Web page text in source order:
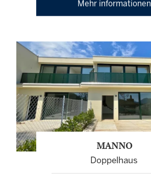
Mehr informationen
MANNO
Doppelhaus